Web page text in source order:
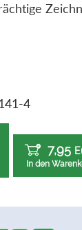
4
7,95
In den